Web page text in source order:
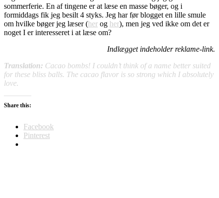
sommerferie. En af tingene er at læse en masse bøger, og i
formiddags fik jeg besilt 4 styks. Jeg har før blogget en lille smule
om hvilke bøger jeg læser (her og her), men jeg ved ikke om det er
noget I er interesseret i at læse om?
Indlægget indeholder reklame-link.
Translation: Cacao bombs! I couldn’t think of a name better suited
for these bliss balls. The cacao flavor is so strong which I absolutely
love.
Share this:
Facebook
Pinterest